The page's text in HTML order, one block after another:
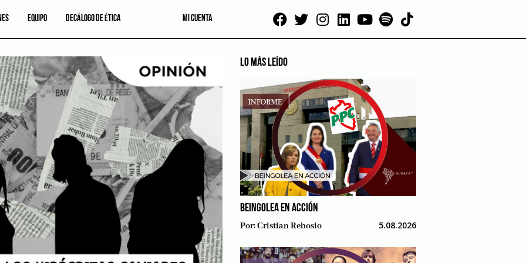
EQUIPO DECÁLOGO DE ÉTICA MI CUENTA
LO MÁS LEÍDO
BEINGOLEA EN ACCIÓN
Por:Cristian Rebosio 5.08.2026